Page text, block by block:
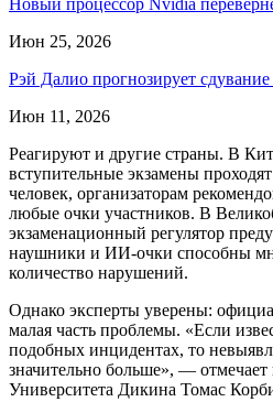
Июн 25, 2026
Рэй Далио прогнозирует
Июн 11, 2026
Реагируют и другие страны. В
вступительные экзамены
человек, организаторам
любые очки участников. В
экзаменационный регулятор
наушники и ИИ-очки способны
количество нарушений.
Однако эксперты уверены:
малая часть проблемы. «Если
подобных инцидентах, то
значительно больше», — отмечает
Университета Дикина Томас